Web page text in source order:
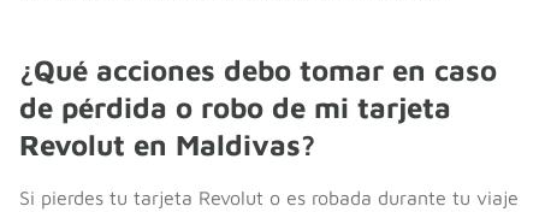
¿Qué acciones debo tomar en caso
de pérdida o robo de mi tarjeta
Revolut en Maldivas?
Si pierdes tu tarjeta Revolut o es robada durante tu viaje